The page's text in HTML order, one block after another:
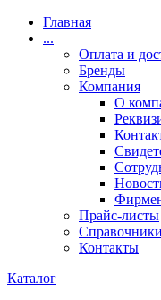
Главная
...
Оплата и
Бренды
Компания
О
Прайс-листы
Справочники
Контакты
Каталог